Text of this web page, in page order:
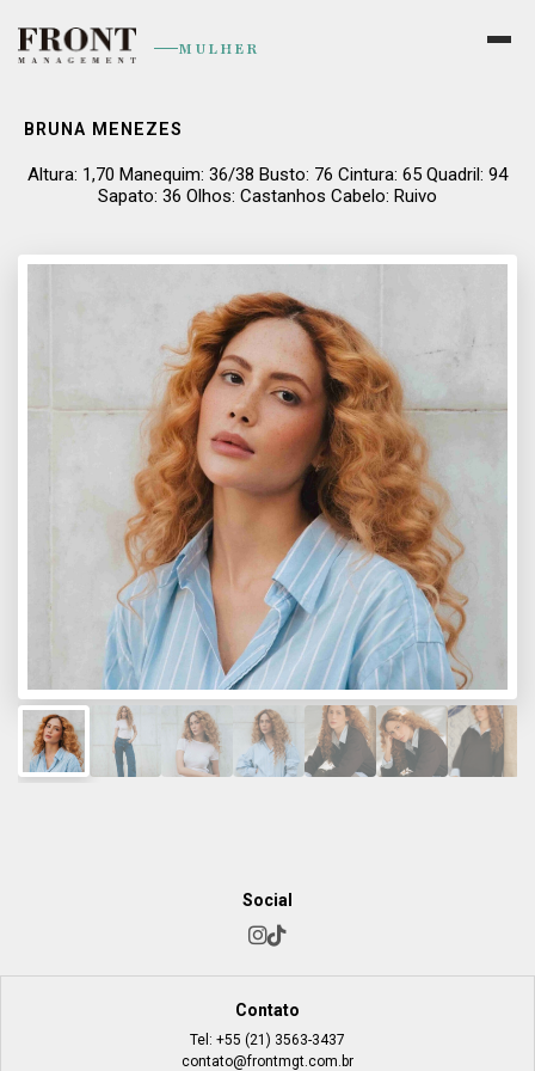
MULHER
BRUNA MENEZES
Altura: 1,70 Manequim: 36/38 Busto: 76 Cintura: 65 Quadril: 94
Sapato: 36 Olhos: Castanhos Cabelo: Ruivo
Social
Contato
Tel: +55 (21) 3563-3437
contato@frontmgt.com.br